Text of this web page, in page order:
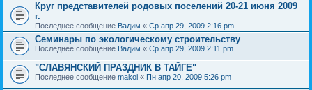
Круг представителей родовых поселений 20-21 июня 2009
г.
Последнее сообщение Вадим « Ср апр 29, 2009 2:16 pm
Семинары по экологическому строительству
Последнее сообщение Вадим « Ср апр 29, 2009 2:11 pm
"СЛАВЯНСКИЙ ПРАЗДНИК В ТАЙГЕ"
Последнее сообщение makoi « Пн апр 20, 2009 5:26 pm